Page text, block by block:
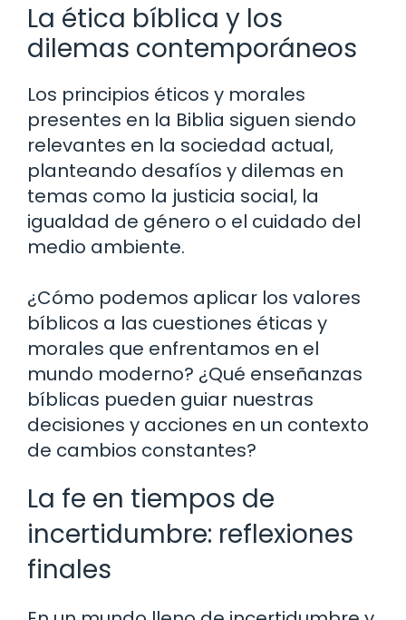
La ética bíblica y los
dilemas contemporáneos
Los principios éticos y morales
presentes en la Biblia siguen siendo
relevantes en la sociedad actual,
planteando desafíos y dilemas en
temas como la justicia social, la
igualdad de género o el cuidado del
medio ambiente.
¿Cómo podemos aplicar los valores
bíblicos a las cuestiones éticas y
morales que enfrentamos en el
mundo moderno? ¿Qué enseñanzas
bíblicas pueden guiar nuestras
decisiones y acciones en un contexto
de cambios constantes?
La fe en tiempos de
incertidumbre: reflexiones
finales